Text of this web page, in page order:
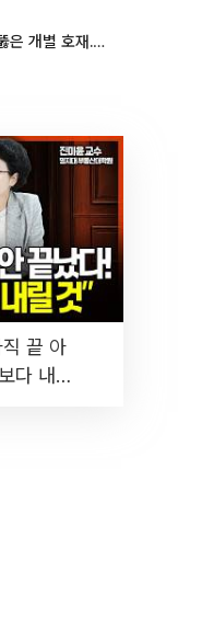
[증시키워드] 반도체 충격 뚫은 개별 호재...포스코퓨처엠·에코프로·한화솔루션 '눈길'
끝 아
다 내릴